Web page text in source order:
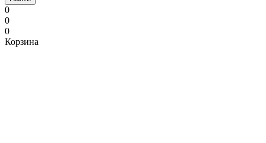
0
0
0
Корзина